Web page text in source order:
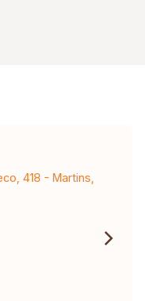
418 - Martins,